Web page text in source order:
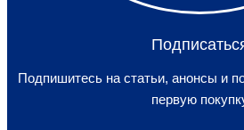
Подпишитесь на статьи, анонсы и
первую